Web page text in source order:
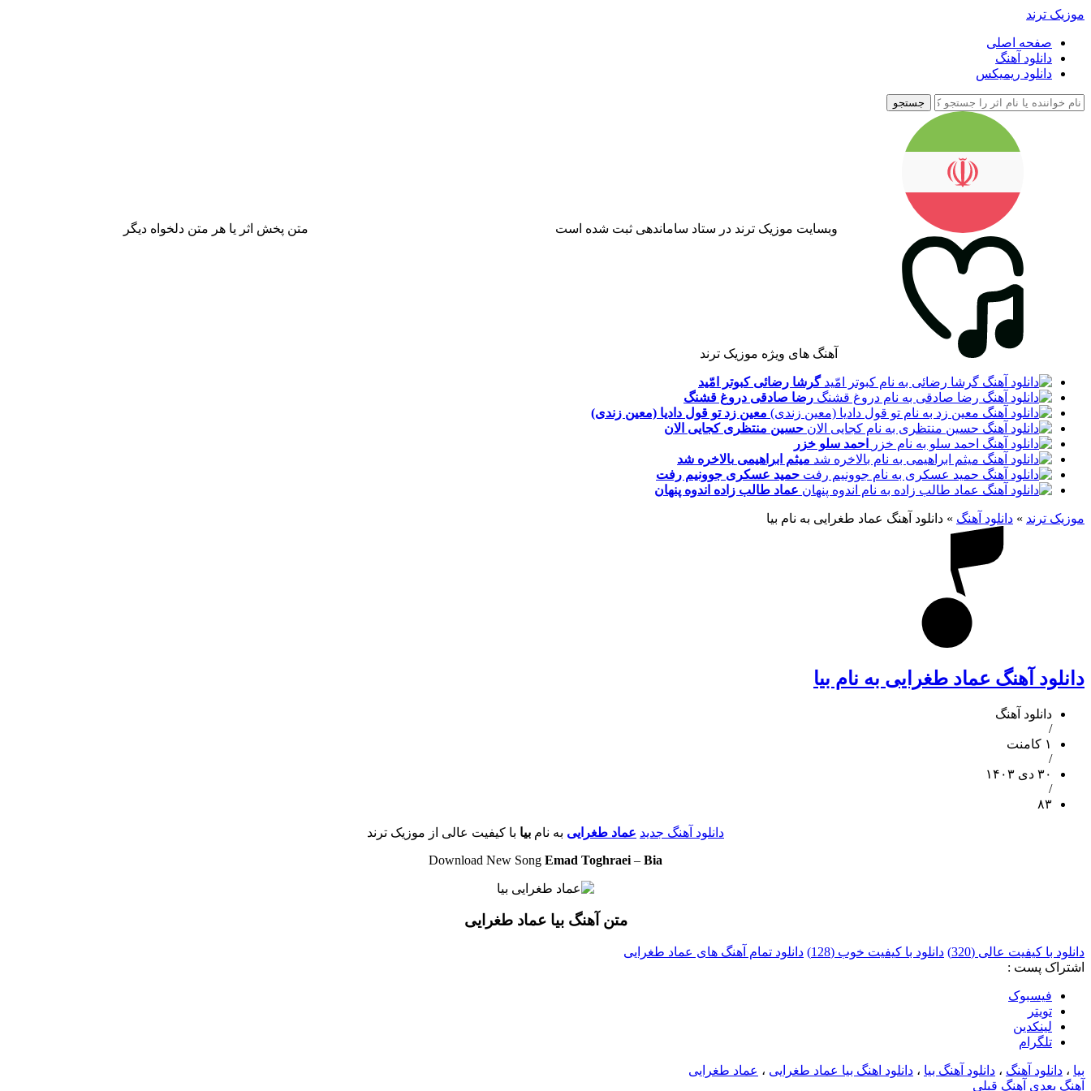
موزیک ترند
صفحه اصلی
دانلود آهنگ
دانلود ریمیکس
جستجو
وبسایت موزیک ترند در ستاد ساماندهی ثبت شده است متن پخش اثر یا هر متن دلخواه دیگر
آهنگ های ویژه موزیک ترند
گرشا رضائیکبوتر امّید
رضا صادقی دروغ قشنگ
معین زدتو قول دادیا (معین زندی)
حسین منتظریکجایی الان
احمد سلو خزر
میثم ابراهیمی بالاخره شد
حمید عسکری جوونیم رفت
عماد طالب زاده اندوه پنهان
موزیک ترند » دانلود آهنگ » دانلود آهنگ عماد طغرایی به نام بیا
دانلود آهنگ عماد طغرایی به نام بیا
دانلود آهنگ
/
۱ کامنت
/
۳۰ دی ۱۴۰۳
/
۸۳
دانلود آهنگ جدید عماد طغرایی به نام بیا با کیفیت عالی از موزیک ترند
Download New Song Emad Toghraei – Bia
متن آهنگ بیا عماد طغرایی
دانلود با کیفیت عالی (320) دانلود با کیفیت خوب (128)
دانلود تمام آهنگ های عماد طغرایی
اشتراک پست :
فيسبوک
تويتر
لینکدین
تلگرام
بیا ، دانلود آهنگ ، دانلود آهنگ بیا ، دانلود اهنگ بیا عماد طغرایی ، عماد طغرایی
آهنگ بعدی آهنگ قبلی